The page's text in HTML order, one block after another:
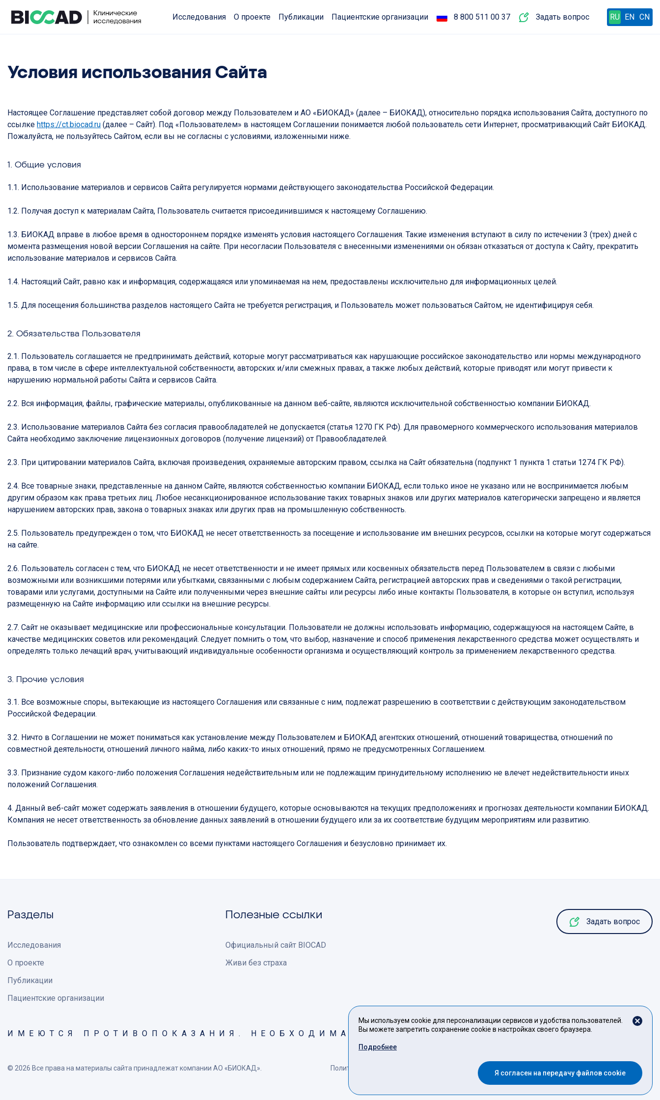
Исследования О проекте Публикации Пациентские организации 8 800 511 00 37 Задать вопрос RU EN CN
Условия использования Сайта
Настоящее Соглашение представляет собой договор между Пользователем и АО «БИОКАД» (далее – БИОКАД), относительно порядка использования Сайта, доступного по
ссылке https://ct.biocad.ru (далее – Сайт). Под «Пользователем» в настоящем Соглашении понимается любой пользователь сети Интернет, просматривающий Сайт БИОКАД.
Пожалуйста, не пользуйтесь Сайтом, если вы не согласны с условиями, изложенными ниже.
1. Общие условия
1.1. Использование материалов и сервисов Сайта регулируется нормами действующего законодательства Российской Федерации.
1.2. Получая доступ к материалам Сайта, Пользователь считается присоединившимся к настоящему Соглашению.
1.3. БИОКАД вправе в любое время в одностороннем порядке изменять условия настоящего Соглашения. Такие изменения вступают в силу по истечении 3 (трех) дней с
момента размещения новой версии Соглашения на сайте. При несогласии Пользователя с внесенными изменениями он обязан отказаться от доступа к Сайту, прекратить
использование материалов и сервисов Сайта.
1.4. Настоящий Сайт, равно как и информация, содержащаяся или упоминаемая на нем, предоставлены исключительно для информационных целей.
1.5. Для посещения большинства разделов настоящего Сайта не требуется регистрация, и Пользователь может пользоваться Сайтом, не идентифицируя себя.
2. Обязательства Пользователя
2.1. Пользователь соглашается не предпринимать действий, которые могут рассматриваться как нарушающие российское законодательство или нормы международного
права, в том числе в сфере интеллектуальной собственности, авторских и/или смежных правах, а также любых действий, которые приводят или могут привести к
нарушению нормальной работы Сайта и сервисов Сайта.
2.2. Вся информация, файлы, графические материалы, опубликованные на данном веб-сайте, являются исключительной собственностью компании БИОКАД.
2.3. Использование материалов Сайта без согласия правообладателей не допускается (статья 1270 ГК РФ). Для правомерного коммерческого использования материалов
Сайта необходимо заключение лицензионных договоров (получение лицензий) от Правообладателей.
2.3. При цитировании материалов Сайта, включая произведения, охраняемые авторским правом, ссылка на Сайт обязательна (подпункт 1 пункта 1 статьи 1274 ГК РФ).
2.4. Все товарные знаки, представленные на данном Сайте, являются собственностью компании БИОКАД, если только иное не указано или не воспринимается любым
другим образом как права третьих лиц. Любое несанкционированное использование таких товарных знаков или других материалов категорически запрещено и является
нарушением авторских прав, закона о товарных знаках или других прав на промышленную собственность.
2.5. Пользователь предупрежден о том, что БИОКАД не несет ответственность за посещение и использование им внешних ресурсов, ссылки на которые могут содержаться
на сайте.
2.6. Пользователь согласен с тем, что БИОКАД не несет ответственности и не имеет прямых или косвенных обязательств перед Пользователем в связи с любыми
возможными или возникшими потерями или убытками, связанными с любым содержанием Сайта, регистрацией авторских прав и сведениями о такой регистрации,
товарами или услугами, доступными на Сайте или полученными через внешние сайты или ресурсы либо иные контакты Пользователя, в которые он вступил, используя
размещенную на Сайте информацию или ссылки на внешние ресурсы.
2.7. Сайт не оказывает медицинские или профессиональные консультации. Пользователи не должны использовать информацию, содержащуюся на настоящем Сайте, в
качестве медицинских советов или рекомендаций. Следует помнить о том, что выбор, назначение и способ применения лекарственного средства может осуществлять и
определять только лечащий врач, учитывающий индивидуальные особенности организма и осуществляющий контроль за применением лекарственного средства.
3. Прочие условия
3.1. Все возможные споры, вытекающие из настоящего Соглашения или связанные с ним, подлежат разрешению в соответствии с действующим законодательством
Российской Федерации.
3.2. Ничто в Соглашении не может пониматься как установление между Пользователем и БИОКАД агентских отношений, отношений товарищества, отношений по
совместной деятельности, отношений личного найма, либо каких-то иных отношений, прямо не предусмотренных Соглашением.
3.3. Признание судом какого-либо положения Соглашения недействительным или не подлежащим принудительному исполнению не влечет недействительности иных
положений Соглашения.
4. Данный веб-сайт может содержать заявления в отношении будущего, которые основываются на текущих предположениях и прогнозах деятельности компании БИОКАД.
Компания не несет ответственность за обновление данных заявлений в отношении будущего или за их соответствие будущим мероприятиям или развитию.
Пользователь подтверждает, что ознакомлен со всеми пунктами настоящего Соглашения и безусловно принимает их.
Разделы
Исследования
О проекте
Публикации
Пациентские организации
Полезные ссылки
Официальный сайт BIOCAD
Живи без страха
Задать вопрос
ИМЕЮТСЯ ПРОТИВОПОКАЗАНИЯ. НЕОБХОДИМА КОНСУЛЬТАЦИЯ СПЕЦИАЛИСТА
© 2026 Все права на материалы сайта принадлежат компании АО «БИОКАД». Политика обработки персональных данных Условия использования Сайта
Мы используем cookie для персонализации сервисов и удобства пользователей.
Вы можете запретить сохранение cookie в настройках своего браузера.
Подробнее
Я согласен на передачу файлов cookie